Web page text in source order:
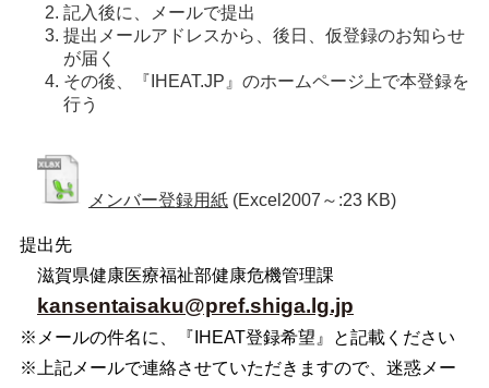
記入後に、メールで提出
提出メールアドレスから、後日、仮登録のお知らせ
が届く
その後、『IHEAT.JP』のホームページ上で本登録を
行う
メンバー登録用紙 (Excel2007～:23 KB)
提出先
滋賀県健康医療福祉部健康危機管理課
kansentaisaku@pref.shiga.lg.jp
※メールの件名に、『IHEAT登録希望』と記載ください
※上記メールで連絡させていただきますので、迷惑メー